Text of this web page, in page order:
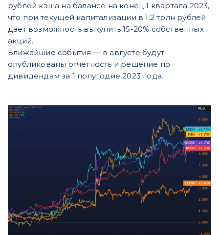
рублей кэша на балансе на конец 1 квартала 2023,
что при текущей капитализации в 1.2 трлн рублей
дает возможность выкупить 15-20% собственных
акций.
Ближайшие события — в августе будут
опубликованы отчетность и решение по
дивидендам за 1 полугодие 2023 года.